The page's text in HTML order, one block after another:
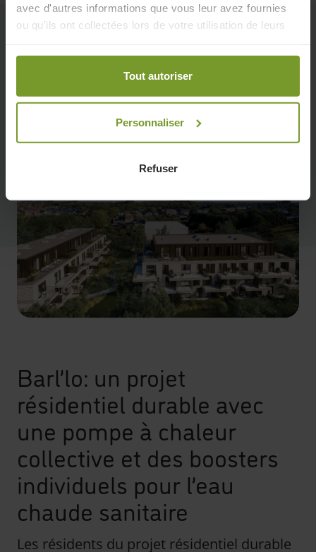
avec d'autres informations que vous leur avez fournies
ou qu'ils ont collectées lors de votre utilisation de leurs
Tout autoriser
Personnaliser
Refuser
Barl’lo
Barl’lo: un projet
résidentiel durable avec
une pompe à chaleur
collective et des boosters
individuels pour l’eau
chaude sanitaire
Les résidents du projet résidentiel durable